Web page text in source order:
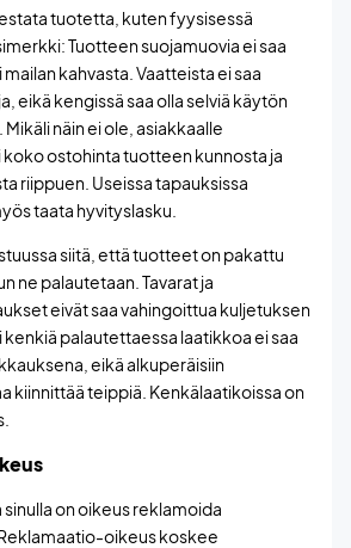
tuotetta, kuten fyysisessä
Tuotteen suojamuovia ei saa
kahvasta. Vaatteista ei saa
eikä kengissä saa olla selviä käytön
näin ei ole, asiakkaalle
koko ostohinta tuotteen kunnosta ja
riippuen. Useissa tapauksissa
taata hyvityslasku.
siitä, että tuotteet on pakattu
ne palautetaan. Tavarat ja
eivät saa vahingoittua kuljetuksen
palautettaessa laatikkoa ei saa
eikä alkuperäisiin
kiinnittää teippiä. Kenkälaatikoissa on
on oikeus reklamoida
oikeus koskee